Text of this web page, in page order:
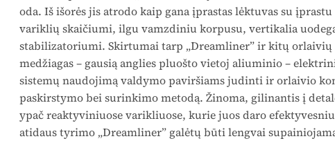
oda. Iš išorės jis atrodo kaip gana įprastas lėktuvas su
variklių skaičiumi, ilgu vamzdiniu korpusu, vertikalia
stabilizatoriumi. Skirtumai tarp „Dreamliner” ir kitų orlaivių
medžiagas – gausią anglies pluošto vietoj aliuminio –
sistemų naudojimą valdymo paviršiams judinti ir orlaivio
paskirstymo bei surinkimo metodą. Žinoma, gilinantis į
ypač reaktyviniuose varikliuose, kurie juos daro
atidaus tyrimo „Dreamliner” galėtų būti lengvai